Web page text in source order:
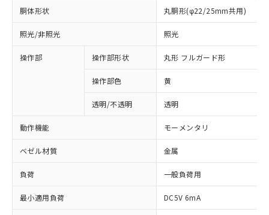
胴体形状 丸胴形(φ22/25mm共用)
照光/非照光 照光
操作部 操作部形状 丸形 フルガード形
操作部色 黄
透明/不透明 透明
動作機能 モーメンタリ
ベゼル材質 金属
負荷 一般負荷用
最小適用負荷 DC5V 6mA